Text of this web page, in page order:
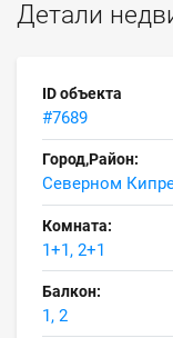
Детали
ID объекта
#7689
Город,Район:
Северном
Комната:
1+1, 2+1
Балкон:
1, 2